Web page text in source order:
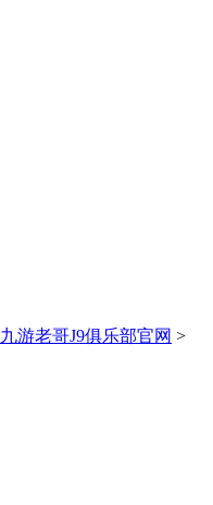
九游老哥J9俱乐部官网 >